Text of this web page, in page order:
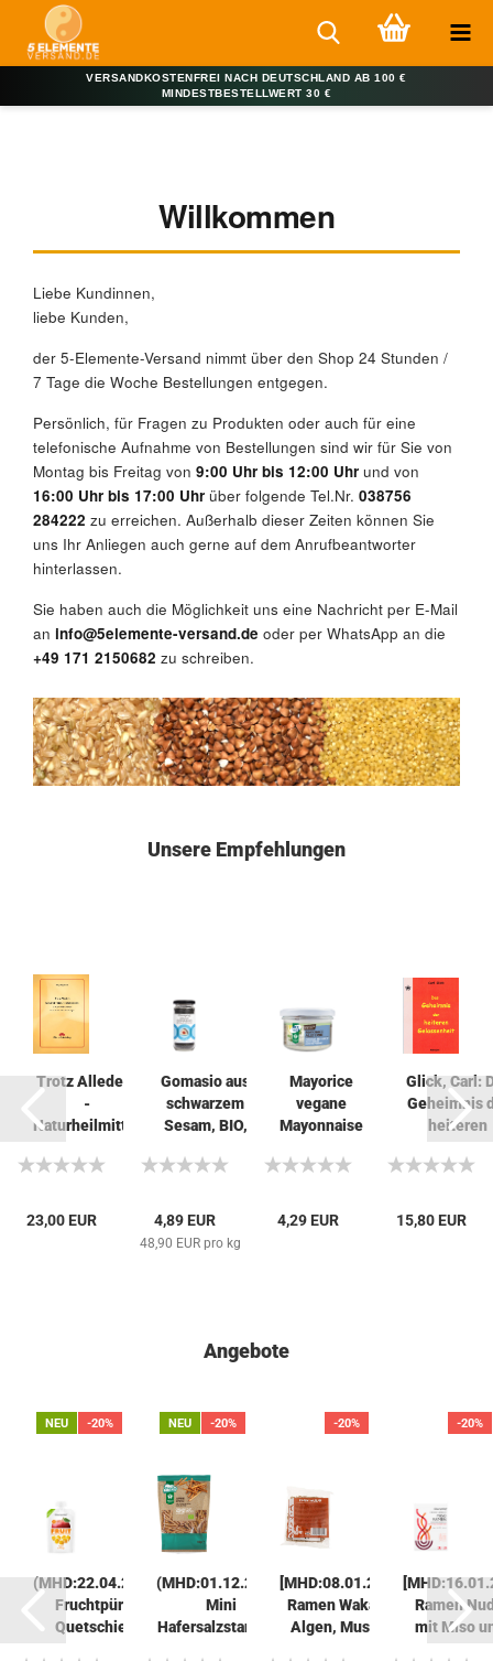
VERSANDKOSTENFREI NACH DEUTSCHLAND AB 100 €
MINDESTBESTELLWERT 30 €
Willkommen
Liebe Kundinnen,
liebe Kunden,
der 5-Elemente-Versand nimmt über den Shop 24 Stunden /
7 Tage die Woche Bestellungen entgegen.
Persönlich, für Fragen zu Produkten oder auch für eine
telefonische Aufnahme von Bestellungen sind wir für Sie von
Montag bis Freitag von 9:00 Uhr bis 12:00 Uhr und von
16:00 Uhr bis 17:00 Uhr über folgende Tel.Nr. 038756
284222 zu erreichen. Außerhalb dieser Zeiten können Sie
uns Ihr Anliegen auch gerne auf dem Anrufbeantworter
hinterlassen.
Sie haben auch die Möglichkeit uns eine Nachricht per E-Mail
an info@5elemente-versand.de oder per WhatsApp an die
+49 171 2150682 zu schreiben.
HEADLINE
Unsere Empfehlungen
Trotz Alledem
-
Naturheilmittel
Makrobiotik,...
23,00 EUR
Gomasio aus
schwarzem
Sesam, BIO,
4,89 EUR
48,90 EUR pro kg
Mayorice
vegane
Mayonnaise
Kräutern,...
4,29 EUR
Glick, Carl:
Geheimnis
heiteren
15,80 EUR
Angebote
NEU -20%
(MHD:22.04.2026)
Fruchtpüree
Quetschie...
NEU -20%
(MHD:01.12.2025)
Mini
Hafersalzstangen,
-20%
[MHD:08.01.2026]
Ramen Wakame
Algen, Muso,...
-20%
Ramen
mit Miso